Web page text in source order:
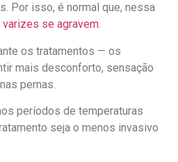
Por isso, é normal que, nessa
se agravem.
os tratamentos — os
mais desconforto, sensação
pernas.
períodos de temperaturas
seja o menos invasivo